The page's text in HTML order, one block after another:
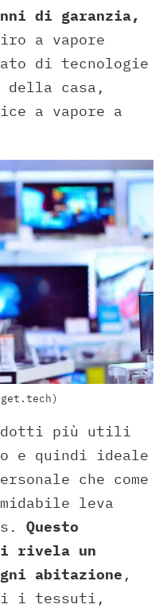
di garanzia,
a vapore
di tecnologie
della casa,
a vapore a
più utili
e quindi ideale
che come
leva
Questo
rivela un
abitazione ,
i tessuti,